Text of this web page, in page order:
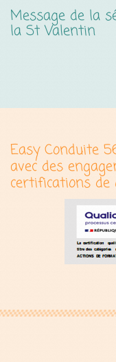
Message de la
la St Valentin
Easy Conduite
avec des
certifications de